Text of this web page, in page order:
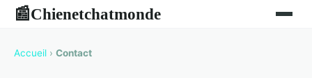
📰Chienetchatmonde
Accueil › Contact